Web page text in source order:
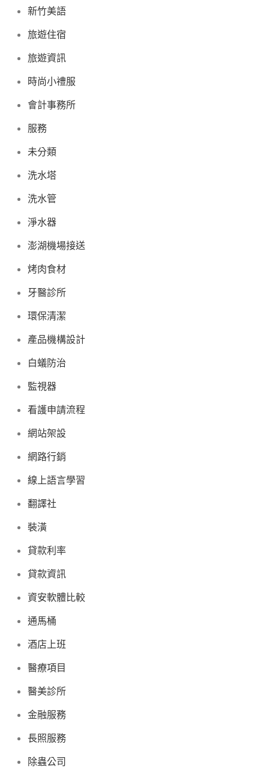
新竹美語
旅遊住宿
旅遊資訊
時尚小禮服
會計事務所
服務
未分類
洗水塔
洗水管
淨水器
澎湖機場接送
烤肉食材
牙醫診所
環保清潔
產品機構設計
白蟻防治
監視器
看護申請流程
網站架設
網路行銷
線上語言學習
翻譯社
裝潢
貸款利率
貸款資訊
資安軟體比較
通馬桶
酒店上班
醫療項目
醫美診所
金融服務
長照服務
除蟲公司